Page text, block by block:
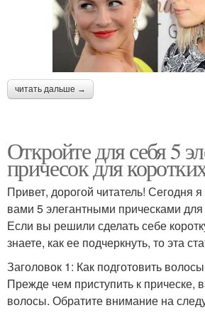
читать дальше →
Откройте для себя 5
причесок для
Привет, дорогой читатель! Сегодня
вами 5 элегантными прическами для
Если вы решили сделать себе
знаете, как ее подчеркнуть, то эта
Заголовок 1: Как подготовить
Прежде чем приступить к прическе,
волосы. Обратите внимание на